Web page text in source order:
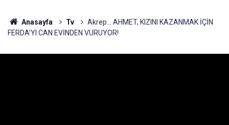
Anasayfa Tv
Akrep... AHMET, KIZINI KAZANMAK İÇİN
FERDA’YI CAN EVİNDEN VURUYOR!